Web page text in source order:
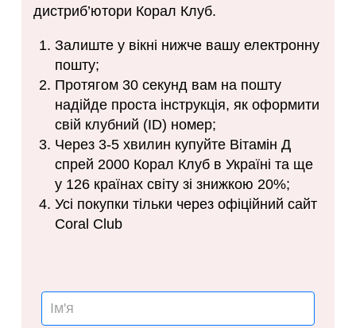
дистриб’ютори Корал Клуб.
Залиште у вікні нижче вашу електронну
пошту;
Протягом 30 секунд вам на пошту
надійде проста інструкція, як оформити
свій клубний (ID) номер;
Через 3-5 хвилин купуйте Вітамін Д
спрей 2000 Корал Клуб в Україні та ще
у 126 країнах світу зі знижкою 20%;
Усі покупки тільки через офіційний сайт
Coral Club